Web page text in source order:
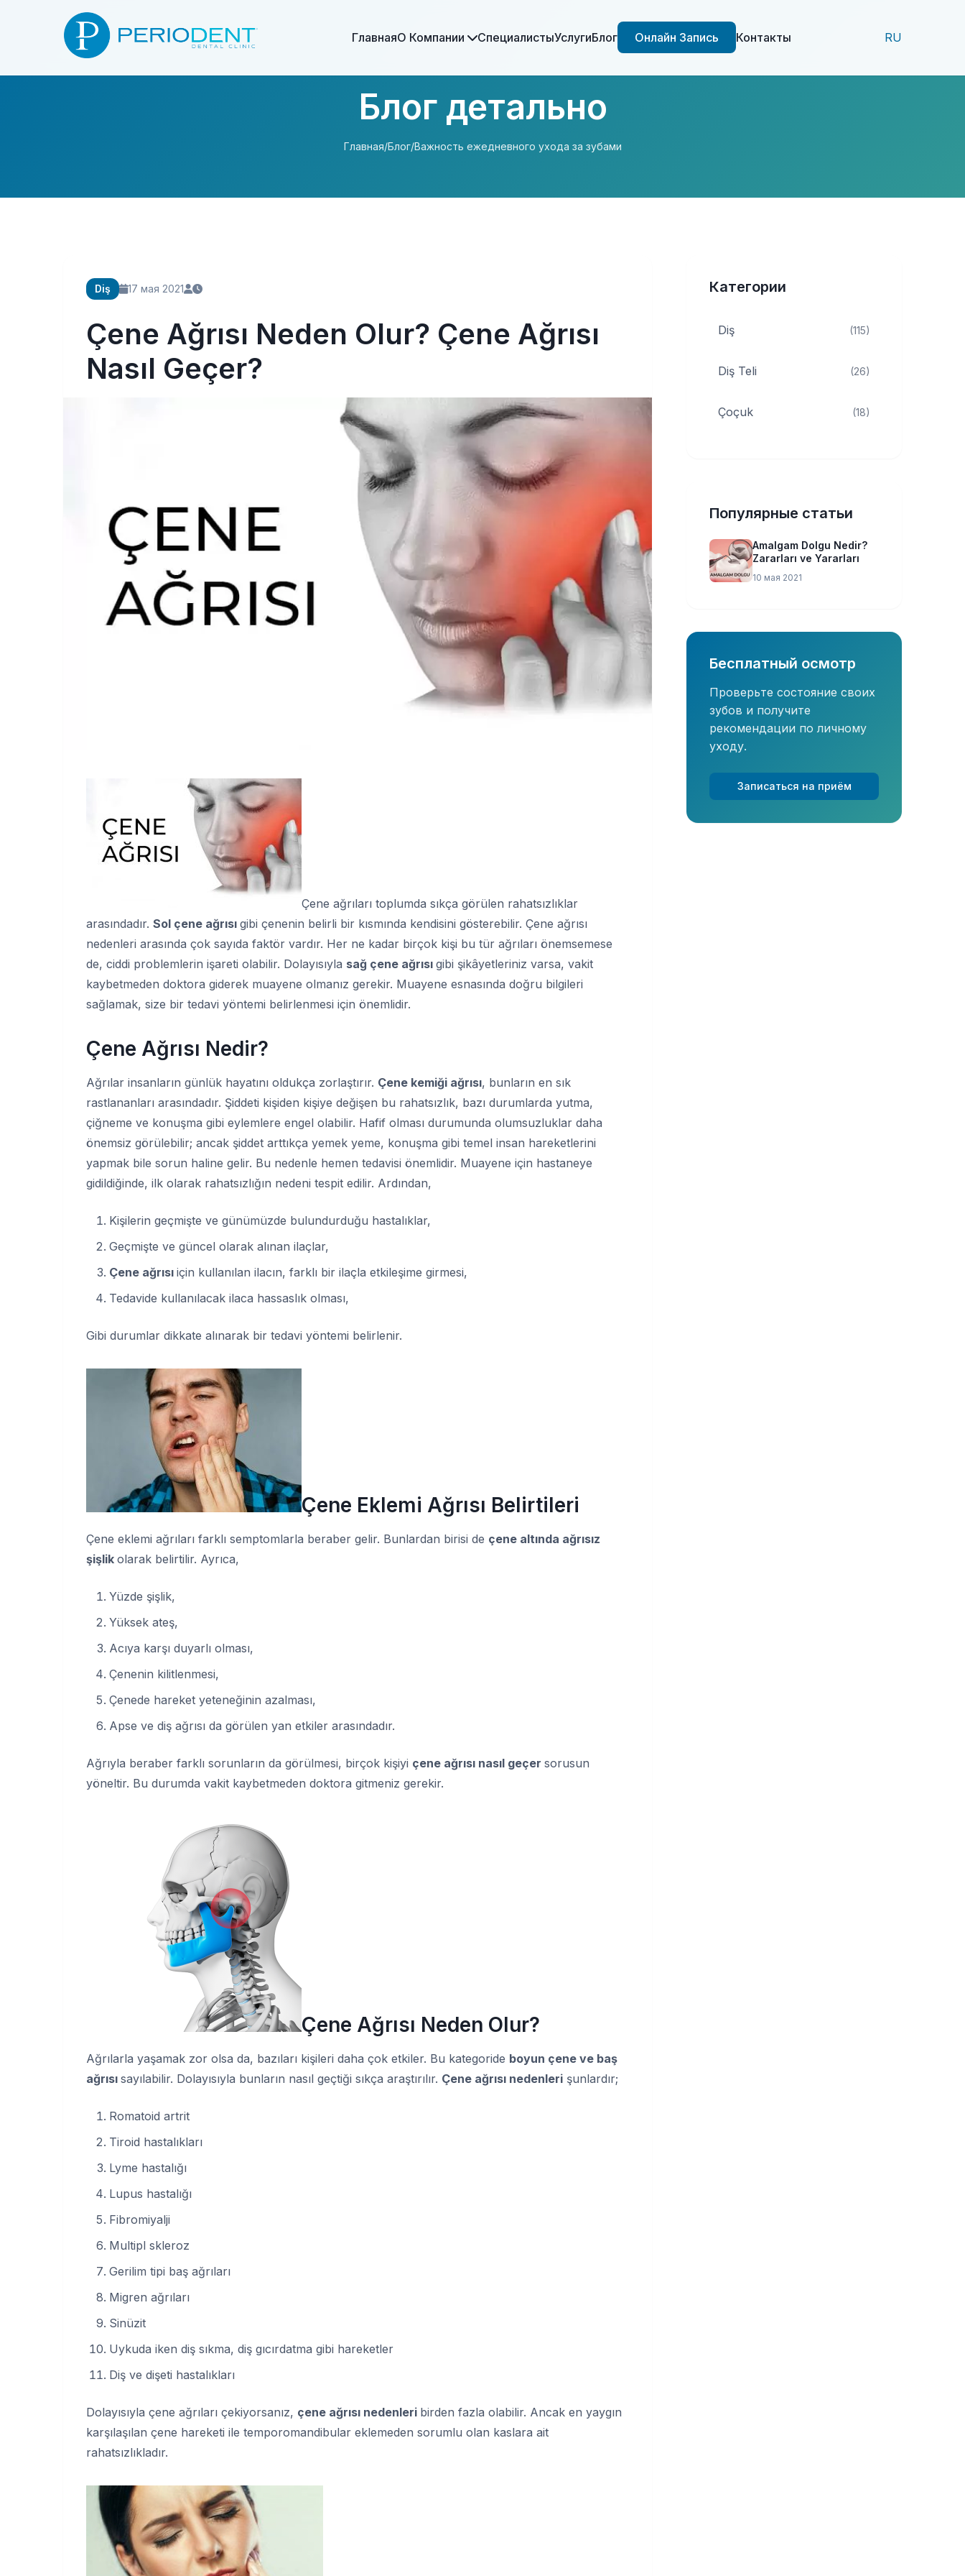
ГлавнаяО Компании СпециалистыУслугиБлог Онлайн Запись Контакты RU
Блог детально
Главная/Блог/Важность ежедневного ухода за зубами
Diş 17 мая 2021
Çene Ağrısı Neden Olur? Çene Ağrısı
Nasıl Geçer?
Çene ağrıları toplumda sıkça görülen rahatsızlıklar
arasındadır. Sol çene ağrısı gibi çenenin belirli bir kısmında kendisini gösterebilir. Çene ağrısı
nedenleri arasında çok sayıda faktör vardır. Her ne kadar birçok kişi bu tür ağrıları önemsemese
de, ciddi problemlerin işareti olabilir. Dolayısıyla sağ çene ağrısı gibi şikâyetleriniz varsa, vakit
kaybetmeden doktora giderek muayene olmanız gerekir. Muayene esnasında doğru bilgileri
sağlamak, size bir tedavi yöntemi belirlenmesi için önemlidir.
Çene Ağrısı Nedir?
Ağrılar insanların günlük hayatını oldukça zorlaştırır. Çene kemiği ağrısı, bunların en sık
rastlananları arasındadır. Şiddeti kişiden kişiye değişen bu rahatsızlık, bazı durumlarda yutma,
çiğneme ve konuşma gibi eylemlere engel olabilir. Hafif olması durumunda olumsuzluklar daha
önemsiz görülebilir; ancak şiddet arttıkça yemek yeme, konuşma gibi temel insan hareketlerini
yapmak bile sorun haline gelir. Bu nedenle hemen tedavisi önemlidir. Muayene için hastaneye
gidildiğinde, ilk olarak rahatsızlığın nedeni tespit edilir. Ardından,
Kişilerin geçmişte ve günümüzde bulundurduğu hastalıklar,
Geçmişte ve güncel olarak alınan ilaçlar,
Çene ağrısı için kullanılan ilacın, farklı bir ilaçla etkileşime girmesi,
Tedavide kullanılacak ilaca hassaslık olması,
Gibi durumlar dikkate alınarak bir tedavi yöntemi belirlenir.
Çene Eklemi Ağrısı Belirtileri
Çene eklemi ağrıları farklı semptomlarla beraber gelir. Bunlardan birisi de çene altında ağrısız
şişlik olarak belirtilir. Ayrıca,
Yüzde şişlik,
Yüksek ateş,
Acıya karşı duyarlı olması,
Çenenin kilitlenmesi,
Çenede hareket yeteneğinin azalması,
Apse ve diş ağrısı da görülen yan etkiler arasındadır.
Ağrıyla beraber farklı sorunların da görülmesi, birçok kişiyi çene ağrısı nasıl geçer sorusun
yöneltir. Bu durumda vakit kaybetmeden doktora gitmeniz gerekir.
Çene Ağrısı Neden Olur?
Ağrılarla yaşamak zor olsa da, bazıları kişileri daha çok etkiler. Bu kategoride boyun çene ve baş
ağrısı sayılabilir. Dolayısıyla bunların nasıl geçtiği sıkça araştırılır. Çene ağrısı nedenleri şunlardır;
Romatoid artrit
Tiroid hastalıkları
Lyme hastalığı
Lupus hastalığı
Fibromiyalji
Multipl skleroz
Gerilim tipi baş ağrıları
Migren ağrıları
Sinüzit
Uykuda iken diş sıkma, diş gıcırdatma gibi hareketler
Diş ve dişeti hastalıkları
Dolayısıyla çene ağrıları çekiyorsanız, çene ağrısı nedenleri birden fazla olabilir. Ancak en yaygın
karşılaşılan çene hareketi ile temporomandibular eklemeden sorumlu olan kaslara ait
rahatsızlıkladır.
Категории
Diş (115)
Diş Teli (26)
Çoçuk (18)
Популярные статьи
Amalgam Dolgu Nedir?
Zararları ve Yararları
10 мая 2021
Бесплатный осмотр
Проверьте состояние своих
зубов и получите
рекомендации по личному
уходу.
Записаться на приём